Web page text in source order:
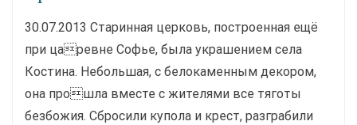
30.07.2013 Старинная церковь, построенная ещё
при царевне Софье, была украшением села
Костина. Небольшая, с белокаменным декором,
она прошла вместе с жителями все тяготы
безбожия. Сбросили купола и крест, разграбили